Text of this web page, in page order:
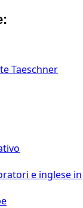
Taeschner
e inglese in